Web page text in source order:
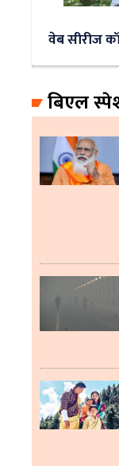
वेब सीरीज
बिएल